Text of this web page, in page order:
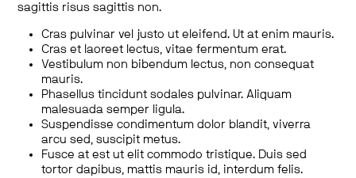
sagittis risus sagittis non.
Cras pulvinar vel justo ut eleifend. Ut at enim mauris.
Cras et laoreet lectus, vitae fermentum erat.
Vestibulum non bibendum lectus, non consequat
mauris.
Phasellus tincidunt sodales pulvinar. Aliquam
malesuada semper ligula.
Suspendisse condimentum dolor blandit, viverra
arcu sed, suscipit metus.
Fusce at est ut elit commodo tristique. Duis sed
tortor dapibus, mattis mauris id, interdum felis.